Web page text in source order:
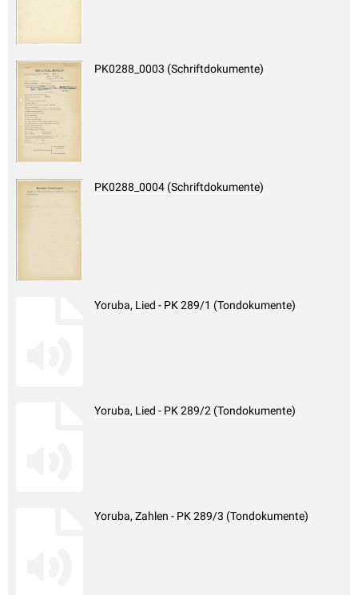
PK0288_0003 (Schriftdokumente)
PK0288_0004 (Schriftdokumente)
Yoruba, Lied - PK 289/1 (Tondokumente)
Yoruba, Lied - PK 289/2 (Tondokumente)
Yoruba, Zahlen - PK 289/3 (Tondokumente)